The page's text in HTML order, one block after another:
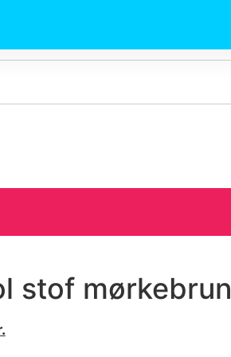
stof mørkebrun